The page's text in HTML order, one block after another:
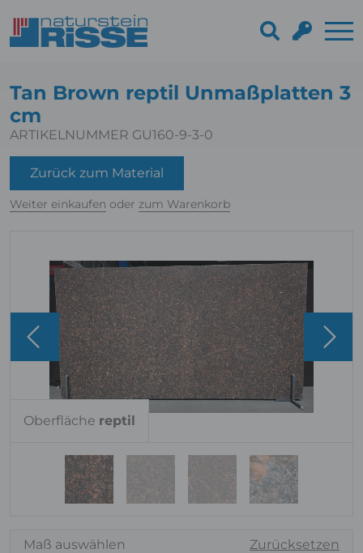
Tan Brown reptil Unmaßplatten 3
cm
ARTIKELNUMMER GU160-9-3-0
Zurück zum Material
Weiter einkaufen oder zum Warenkorb
Oberfläche reptil
Maß auswählen Zurücksetzen